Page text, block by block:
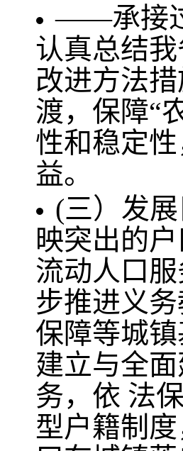
——承接
认真总结
改进方法
渡，保障“
性和稳定
益。
(三）发
映突出的
流动人口
步推进义
保障等城
建立与全
务，依 法
型户籍制